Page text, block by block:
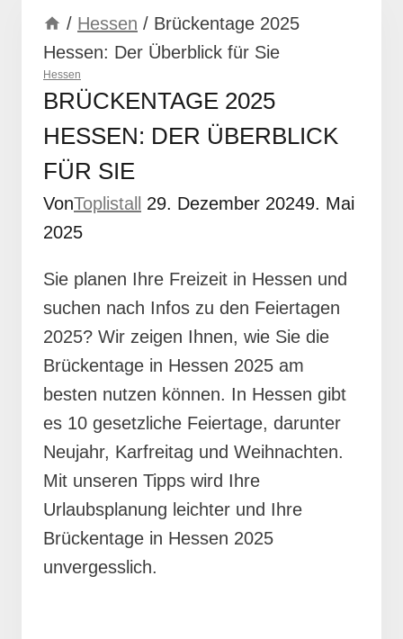
/ Hessen / Brückentage 2025
Hessen: Der Überblick für Sie
Hessen
BRÜCKENTAGE 2025
HESSEN: DER ÜBERBLICK
FÜR SIE
VonToplistall 29. Dezember 20249. Mai
2025
Sie planen Ihre Freizeit in Hessen und
suchen nach Infos zu den Feiertagen
2025? Wir zeigen Ihnen, wie Sie die
Brückentage in Hessen 2025 am
besten nutzen können. In Hessen gibt
es 10 gesetzliche Feiertage, darunter
Neujahr, Karfreitag und Weihnachten.
Mit unseren Tipps wird Ihre
Urlaubsplanung leichter und Ihre
Brückentage in Hessen 2025
unvergesslich.